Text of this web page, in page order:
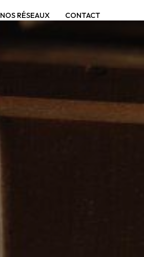
NOS RÉSEAUX CONTACT